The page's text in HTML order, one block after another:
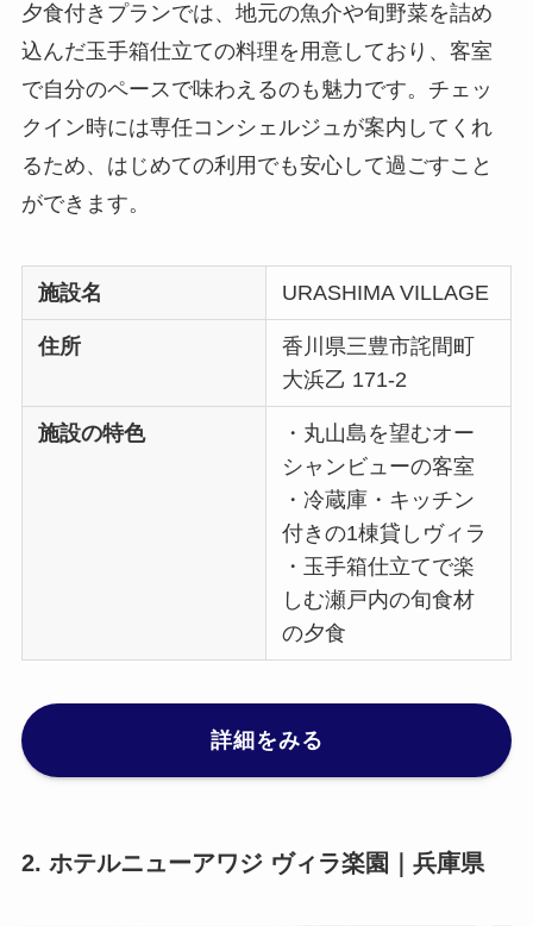
夕食付きプランでは、地元の魚介や旬野菜を詰め
込んだ玉手箱仕立ての料理を用意しており、客室
で自分のペースで味わえるのも魅力です。チェッ
クイン時には専任コンシェルジュが案内してくれ
るため、はじめての利用でも安心して過ごすこと
ができます。
施設名 URASHIMA VILLAGE
住所
香川県三豊市詫間町
大浜乙 171-2
施設の特色
・丸山島を望むオー
シャンビューの客室
・冷蔵庫・キッチン
付きの1棟貸しヴィラ
・玉手箱仕立てで楽
しむ瀬戸内の旬食材
の夕食
詳細をみる
2. ホテルニューアワジ ヴィラ楽園｜兵庫県